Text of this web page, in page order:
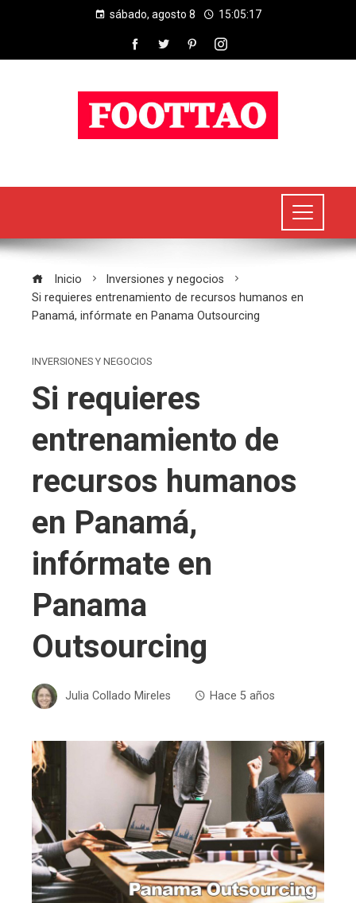
sábado, agosto 8 15:05:18
Inicio
Inversiones y negocios
Si requieres entrenamiento de recursos humanos en
Panamá, infórmate en Panama Outsourcing
INVERSIONES Y NEGOCIOS
Si requieres
entrenamiento de
recursos humanos
en Panamá,
infórmate en
Panama
Outsourcing
Julia Collado Mireles Hace 5 años